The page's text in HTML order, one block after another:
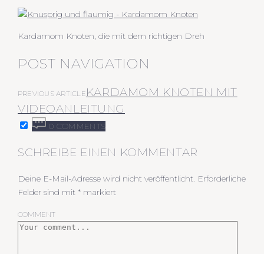
Kardamom Knoten, die mit dem richtigen Dreh
POST NAVIGATION
PREVIOUS ARTICLE KARDAMOM KNOTEN MIT
VIDEOANLEITUNG
0 COMMENTS
SCHREIBE EINEN KOMMENTAR
Deine E-Mail-Adresse wird nicht veröffentlicht. Erforderliche
Felder sind mit * markiert
COMMENT